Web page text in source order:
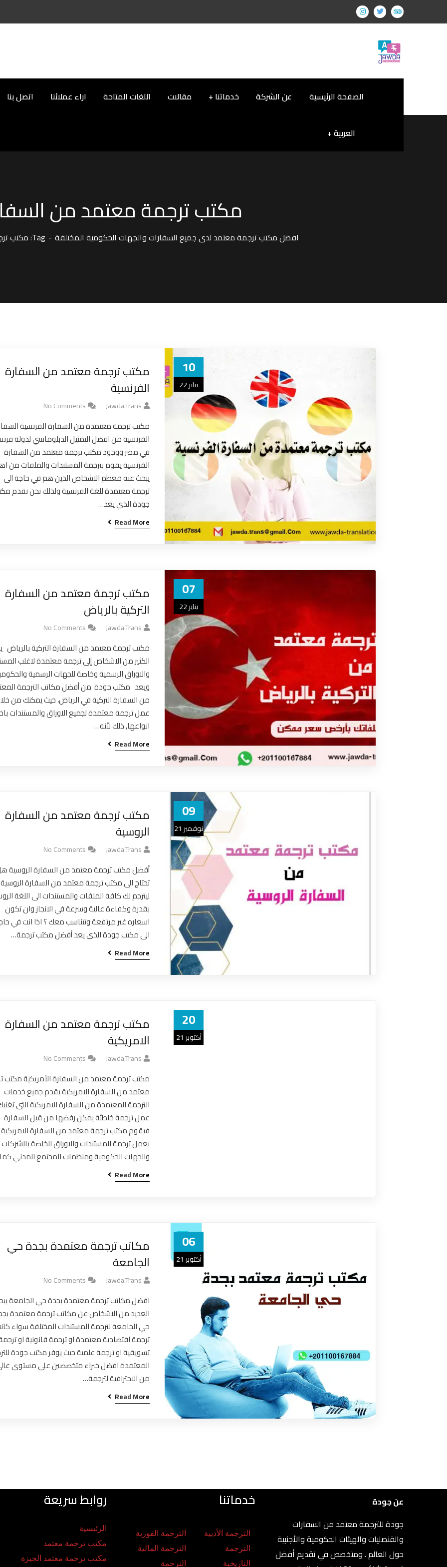
الصفحة الرئيسية عن الشركة خدماتنا مقالات اللغات المتاحة اراء عملائنا اتصل بنا
العربية
مكتب ترجمة معتمد من
افضل مكتب ترجمة معتمد لدى جميع السفارات والجهات الحكومية المختلفة Tag: مكتب ترجمة معتمد من السفارة
10
يناير 22
مكتب ترجمة معتمد من السفارة
الفرنسية
Jawda.trans
No Comments
مكتب ترجمة معتمدة من السفارة الفرنسية
الفرنسية من افضل التمثيل الدبلوماسي لدولة
في مصر ووجود مكتب ترجمة معتمد من السفارة
الفرنسية يقوم بترجمة المستندات والملفات من
يبحث عنه معظم الاشخاص الذين هم في حاجة الى
ترجمة معتمدة للغة الفرنسية ولذلك نحن نقدم
جودة الذي يعد…
Read More
07
يناير 22
مكتب ترجمة معتمد من السفارة
التركية بالرياض
Jawda.trans
No Comments
مكتب ترجمة معتمد من السفارة التركية بالرياض
الكثير من الاشخاص إلى ترجمة معتمدة لاغلب
والاوراق الرسمية وخاصة للجهات الرسمية
ويعد مكتب جودة من أفضل مكاتب الترجمة
من السفارة التركية في الرياض، حيث يمكنك من
عمل ترجمة معتمدة لجميع الاوراق والمستندات
انواعها, ذلك لأنه…
Read More
09
نوفمبر 21
مكتب ترجمة معتمد من السفارة
الروسية
Jawda.trans
No Comments
أفضل مكتب ترجمة معتمد من السفارة الروسية
تحتاج الى مكتب ترجمة معتمد من السفارة الروسية
ليترجم لك كافة الملفات والمستندات الى اللغة
بقدرة وكفاءة عالية وسرعة في الانجاز وان تكون
اسعاره غير مرتفعة وتتناسب معك ؟ اذا انت في
الى مكتب جودة الذي يعد أفضل مكتب ترجمة…
Read More
20
أكتوبر 21
مكتب ترجمة معتمد من السفارة
الامريكية
Jawda.trans
No Comments
مكتب ترجمة معتمد من السفارة الأمريكية مكتب
معتمد من السفارة الامريكية يقدم جميع خدمات
الترجمة المعتمدة من السفارة الامريكية التى
عمل ترجمة خاطئة يمكن رفضها من قبل السفارة
فيقوم مكتب ترجمة معتمد من السفارة الامريكية
بعمل ترجمة للمستندات والاوراق الخاصة بالشركات
والجهات الحكومية ومنظمات المجتمع المدني
Read More
06
أكتوبر 21
مكاتب ترجمة معتمدة بجدة حي
الجامعة
Jawda.trans
No Comments
افضل مكاتب ترجمة معتمدة بجدة حي الجامعة
العديد من الاشخاص عن مكاتب ترجمة معتمدة
حي الجامعة لترجمة المستندات المختلفة سواء
ترجمة اقتصادية معتمدة او ترجمة قانونية او
تسويقية او ترجمة علمية حيث يوفر مكتب جودة
المعتمدة افضل خبراء متخصصين على مستوى
من الاحترافية لترجمة…
Read More
عن جودة
جودة للترجمة معتمد من السفارات
والقنصليات والهيئات الحكومية والأجنبية
حول العالم . ومتخصص في تقديم أفضل
خدماتنا
الترجمة الأدبية
الترجمة
التاريخية
الترجمة الفورية
الترجمة المالية
الترجمة
روابط سريعة
الرئيسية
مكتب ترجمة معتمد
مكتب ترجمة معتمد الجيزة